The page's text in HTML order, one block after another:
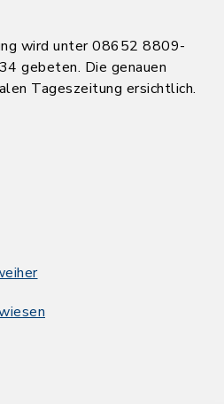
wird unter 08652 8809-
gebeten. Die genauen
Tageszeitung ersichtlich.